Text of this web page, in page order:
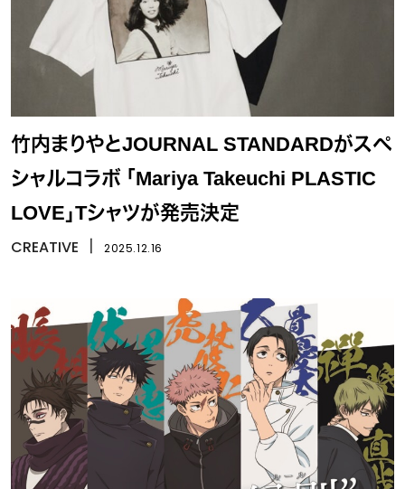
竹内まりやとJOURNAL STANDARDがスペ
シャルコラボ 「Mariya Takeuchi PLASTIC
LOVE」Tシャツが発売決定
CREATIVE 2025.12.16